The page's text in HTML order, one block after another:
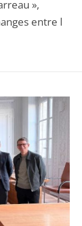
»,
entre l